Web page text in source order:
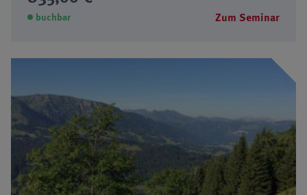
buchbar Zum Seminar